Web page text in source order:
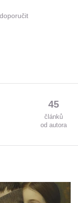
osobních
45
článků
od autora